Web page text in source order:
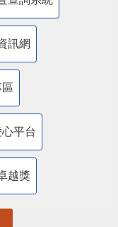
訊網
平台
越獎